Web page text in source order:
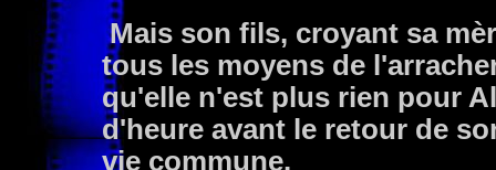
Mais son fils, croyant sa
tous les moyens de
qu'elle n'est plus rien pour
d'heure avant le retour de
vie commune.